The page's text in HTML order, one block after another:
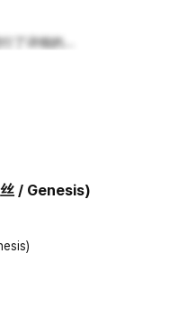
了详细的...
/ Genesis)